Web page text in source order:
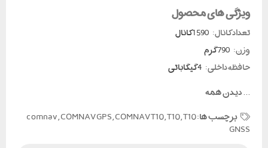
ویژگی های محصول
تعداد کانال:
وزن:
حافظه داخلی:
...دیدن همه
برچسب ها:
comnav,COMNAV GPS,COMNAV T10,T10,T10
GNSS